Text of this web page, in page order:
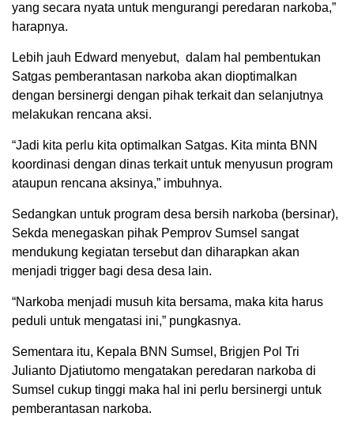
yang secara nyata untuk mengurangi peredaran narkoba,”
harapnya.
Lebih jauh Edward menyebut, dalam hal pembentukan
Satgas pemberantasan narkoba akan dioptimalkan
dengan bersinergi dengan pihak terkait dan selanjutnya
melakukan rencana aksi.
“Jadi kita perlu kita optimalkan Satgas. Kita minta BNN
koordinasi dengan dinas terkait untuk menyusun program
ataupun rencana aksinya,” imbuhnya.
Sedangkan untuk program desa bersih narkoba (bersinar),
Sekda menegaskan pihak Pemprov Sumsel sangat
mendukung kegiatan tersebut dan diharapkan akan
menjadi trigger bagi desa desa lain.
“Narkoba menjadi musuh kita bersama, maka kita harus
peduli untuk mengatasi ini,” pungkasnya.
Sementara itu, Kepala BNN Sumsel, Brigjen Pol Tri
Julianto Djatiutomo mengatakan peredaran narkoba di
Sumsel cukup tinggi maka hal ini perlu bersinergi untuk
pemberantasan narkoba.